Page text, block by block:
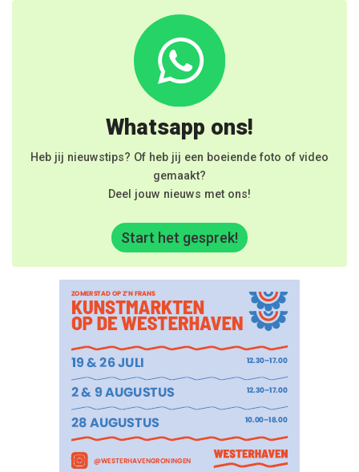
Whatsapp ons!
Heb jij nieuwstips? Of heb jij een boeiende foto of video
gemaakt?
Deel jouw nieuws met ons!
Start het gesprek!